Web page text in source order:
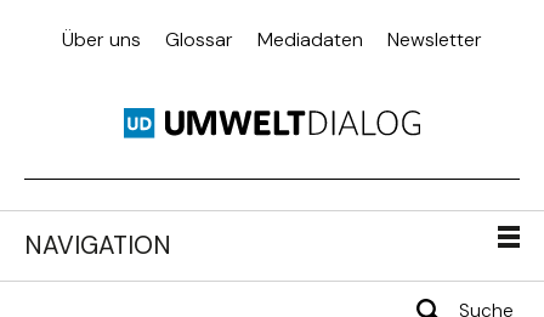
Über uns Glossar Mediadaten Newsletter
NAVIGATION